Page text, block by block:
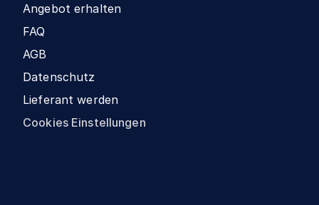
Angebot erhalten
FAQ
AGB
Datenschutz
Lieferant werden
Cookies Einstellungen